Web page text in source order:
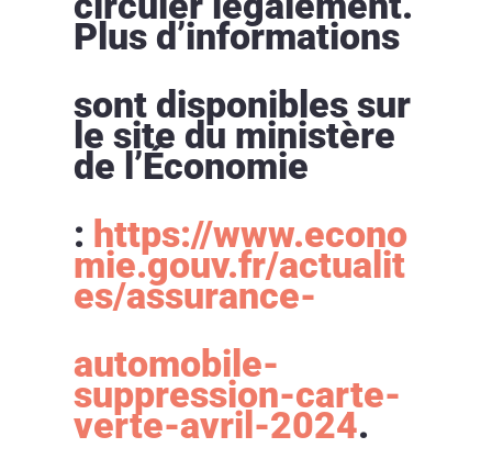
Plus d’informations
sont disponibles sur
le site du ministère
de l’Économie
: https://www.econo
mie.gouv.fr/actualit
es/assurance-
automobile-
suppression-carte-
verte-avril-2024.